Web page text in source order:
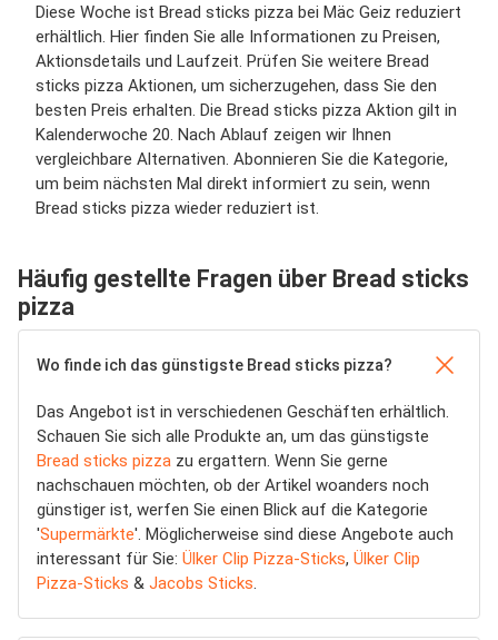
Diese Woche ist Bread sticks pizza bei Mäc Geiz reduziert
erhältlich. Hier finden Sie alle Informationen zu Preisen,
Aktionsdetails und Laufzeit. Prüfen Sie weitere Bread
sticks pizza Aktionen, um sicherzugehen, dass Sie den
besten Preis erhalten. Die Bread sticks pizza Aktion gilt in
Kalenderwoche 20. Nach Ablauf zeigen wir Ihnen
vergleichbare Alternativen. Abonnieren Sie die Kategorie,
um beim nächsten Mal direkt informiert zu sein, wenn
Bread sticks pizza wieder reduziert ist.
Häufig gestellte Fragen über Bread sticks
pizza
Wo finde ich das günstigste Bread sticks pizza?
Das Angebot ist in verschiedenen Geschäften erhältlich.
Schauen Sie sich alle Produkte an, um das günstigste
Bread sticks pizza zu ergattern. Wenn Sie gerne
nachschauen möchten, ob der Artikel woanders noch
günstiger ist, werfen Sie einen Blick auf die Kategorie
'Supermärkte'. Möglicherweise sind diese Angebote auch
interessant für Sie: Ülker Clip Pizza-Sticks, Ülker Clip
Pizza-Sticks & Jacobs Sticks.